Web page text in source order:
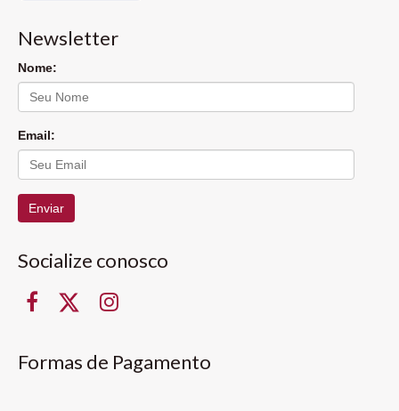
Newsletter
Nome:
Email:
Enviar
Socialize conosco
Formas de Pagamento